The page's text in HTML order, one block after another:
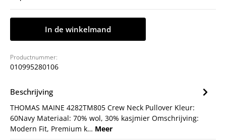
In de winkelmand
Productnummer:
010995280106
Beschrijving
THOMAS MAINE 4282TM805 Crew Neck Pullover Kleur:
60Navy Materiaal: 70% wol, 30% kasjmier Omschrijving:
Modern Fit, Premium k… Meer